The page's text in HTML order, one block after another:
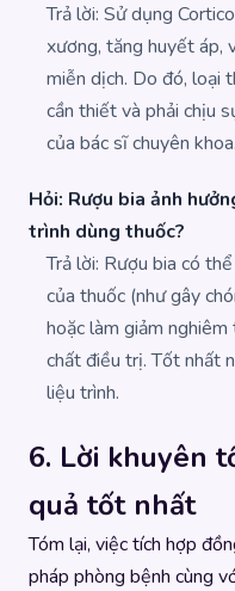
Trả lời: Sử dụng
xương, tăng huyết áp,
miễn dịch. Do đó, loại
cần thiết và phải chịu
của bác sĩ chuyên khoa.
Hỏi: Rượu bia ảnh
trình dùng thuốc?
Trả lời: Rượu bia có
của thuốc (như gây
hoặc làm giảm
chất điều trị. Tốt nhất
liệu trình.
6. Lời khuyên
quả tốt nhất
Tóm lại, việc tích hợp
pháp phòng bệnh cùng